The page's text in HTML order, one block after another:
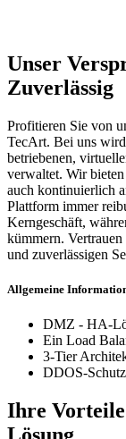
Unser
Zuverlässig
Profitieren Sie von
TecArt. Bei uns
betriebenen,
verwaltet. Wir
auch kontinuierlich
Plattform immer
Kerngeschäft,
kümmern.
und zuverlässigen
Allgemeine
DMZ - HA-
Ein Load
3-Tier
DDOS-Schutz
Ihre
Lösung